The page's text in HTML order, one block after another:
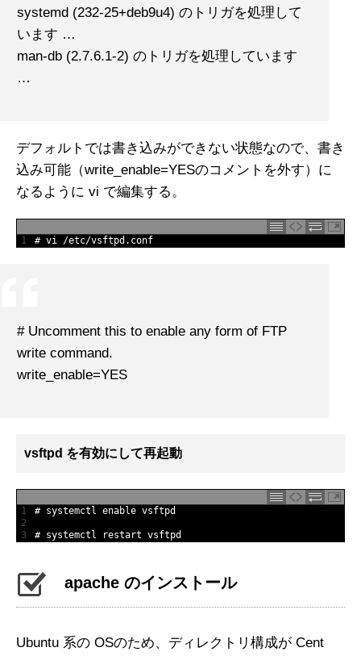
systemd (232-25+deb9u4) のトリガを処理して
います …
man-db (2.7.6.1-2) のトリガを処理しています
…
デフォルトでは書き込みができない状態なので、書き
込み可能（write_enable=YESのコメントを外す）に
なるように vi で編集する。
1 # vi /etc/vsftpd.conf
# Uncomment this to enable any form of FTP
write command.
write_enable=YES
vsftpd を有効にして再起動
1
2
3
# systemctl enable vsftpd
# systemctl restart vsftpd
apache のインストール
Ubuntu 系の OSのため、ディレクトリ構成が Cent